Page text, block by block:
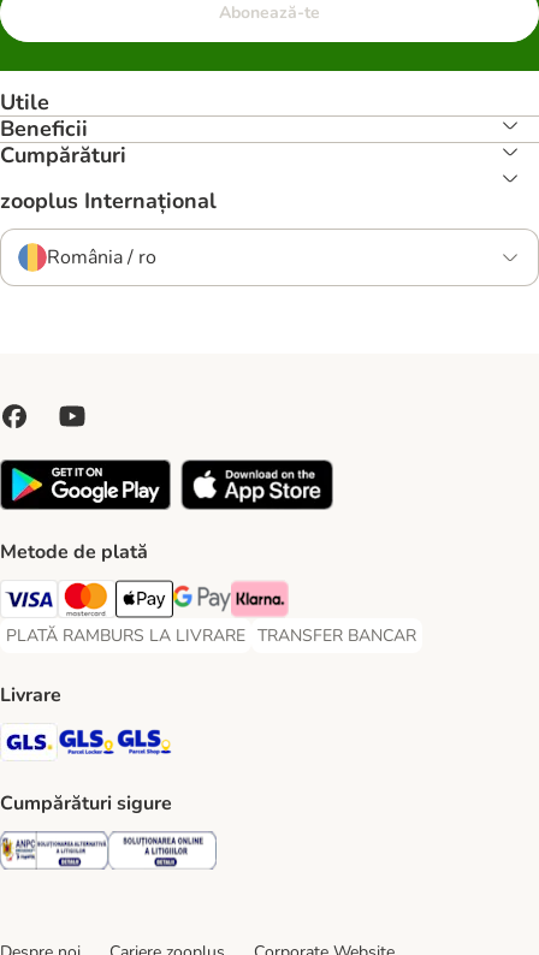
Abonează-te
Utile
Beneficii
Cumpărături
zooplus Internațional
România / ro
Metode de plată
Visa Payment Method
Master Card Payment Method
Apple Pay Payment Method
Google Pay Payment Method
Klarna Payment Method
PLATĂ RAMBURS LA LIVRARE
PLATĂ RAMBURS LA LIVRARE Payment Method
TRANSFER BANCAR
TRANSFER BANCAR Payment
Livrare
GLS Shipping Method
GLS Locker Shipping Method
Cumpărături sigure
Security Security